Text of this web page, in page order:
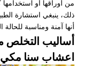
من أوراقها أو
ذلك، ينبغي استشارة
أنها آمنة ومناسبة للحالة
أساليب التخلص
اعشاب سنا مكي